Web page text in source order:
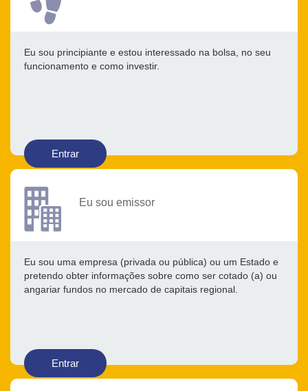
Eu sou principiante e estou interessado na bolsa, no seu
funcionamento e como investir.
Entrar
Eu sou emissor
Eu sou uma empresa (privada ou pública) ou um Estado e
pretendo obter informações sobre como ser cotado (a) ou
angariar fundos no mercado de capitais regional.
Entrar